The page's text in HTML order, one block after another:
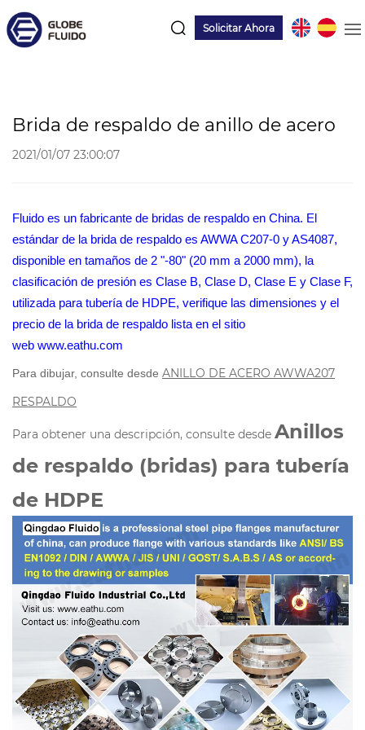
Solicitar Ahora
Brida de respaldo de anillo de acero
2021/01/07 23:00:07
Fluido es un fabricante de bridas de respaldo en China. El
estándar de la brida de respaldo es AWWA C207-0 y AS4087,
disponible en tamaños de 2 "-80" (20 mm a 2000 mm), la
clasificación de presión es Clase B, Clase D, Clase E y Clase F,
utilizada para tubería de HDPE, verifique las dimensiones y el
precio de la brida de respaldo lista en el sitio
web www.eathu.com
Para dibujar, consulte desde ANILLO DE ACERO AWWA207
RESPALDO
Para obtener una descripción, consulte desde Anillos
de respaldo (bridas) para tubería
de HDPE